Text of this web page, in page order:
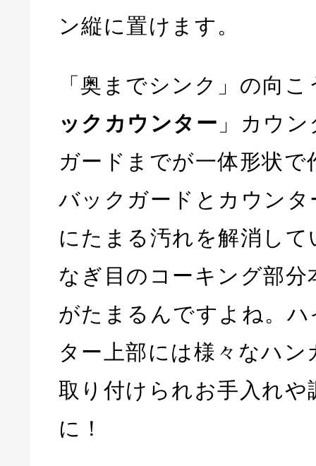
ン縦に置けます。
「奥までシンク」の向
ックカウンター 」カウ
ガードまでが一体形状
バックガードとカウン
にたまる汚れを解消し
なぎ目のコーキング部分
がたまるんですよね。
ター上部には様々なハ
取り付けられお手入れや
に！